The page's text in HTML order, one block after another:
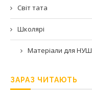
Світ тата
Школярі
Матеріали для НУШ
ЗАРАЗ ЧИТАЮТЬ